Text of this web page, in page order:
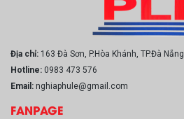
Địa chỉ: 163 Đà Sơn, P.Hòa Khánh, TP.Đà Nẵng
Hotline: 0983 473 576
Email: nghiaphule@gmail.com
FANPAGE